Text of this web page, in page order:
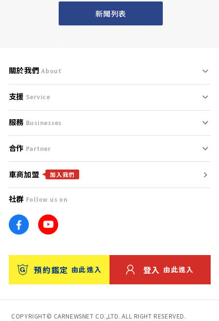
新聞列表
關於我們 About
刊登規範
服務條款
免責聲明
隱私權政策
團隊
車訊網
台灣優良中古車商大獎
支援 Service
支援中心
聯絡我們
服務 Businesses
什麼是Goo鑑定？
找好車
找好店
找海外車
消費者評價
保固
合作 Partner
合作夥伴
廣告合作
車商加盟 加入我們
社群 Follow us on
預約鑑定 由此進入 登入 由此進入
COPYRIGHT© CARNEWSNET CO.,LTD. ALL RIGHT RESERVED.